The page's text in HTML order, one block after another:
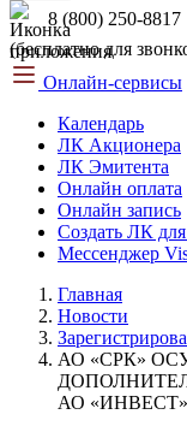
8 (800) 250-8817
(бесплатно для
Онлайн-сервисы
Календарь
ЛК Акционера
ЛК Эмитента
Онлайн оплата
Онлайн запись
Создать ЛК
Мессенджер
Главная
Новости
АО «СРК»
АО «ИНВЕСТ»